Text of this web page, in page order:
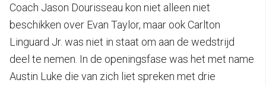
Coach Jason Dourisseau kon niet alleen niet
beschikken over Evan Taylor, maar ook Carlton
Linguard Jr. was niet in staat om aan de wedstrijd
deel te nemen. In de openingsfase was het met name
Austin Luke die van zich liet spreken met drie